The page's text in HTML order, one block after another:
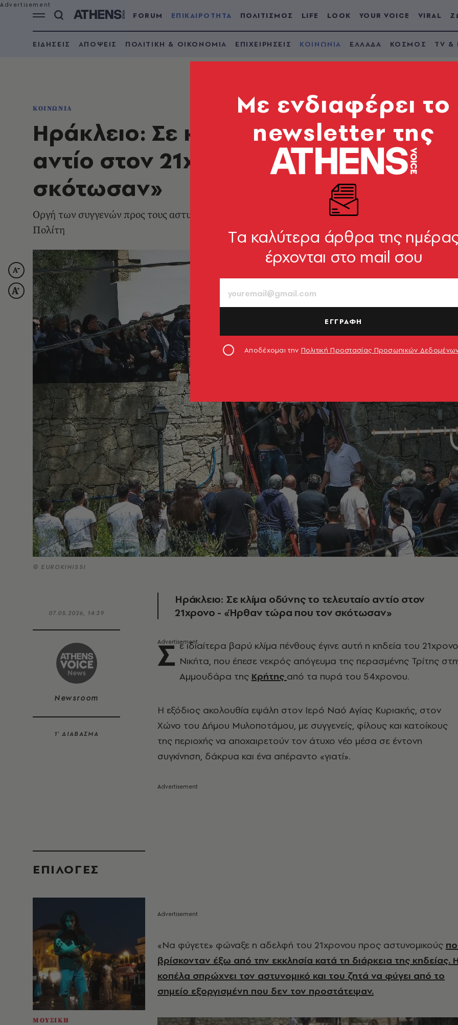
FORUM ΕΠΙΚΑΙΡΟΤΗΤΑ ΠΟΛΙΤΙΣΜΟΣ LIFE LOOK YOUR VOICE VIRAL
ΕΙΔΗΣΕΙΣ ΑΠΟΨΕΙΣ ΠΟΛΙΤΙΚΗ & ΟΙΚΟΝΟΜΙΑ ΕΠΙΧΕΙΡΗΣΕΙΣ ΚΟΙΝΩΝΙΑ ΕΛΛΑΔΑ ΚΟΣΜΟΣ TV &
ΚΟΙΝΩΝΙΑ
Ηράκλειο: Σε κλίμα οδύνης το
αντίο στον 21χρονο - «Ήρθαν τώρα
σκότωσαν»
Οργή των συγγενών προς τους αστυνομικούς έξω από την εκκλησία - Τι δήλωσε ο υπουργός
Πολίτη
© EUROKINISSI
07.05.2026, 14:39
Newsroom
1’ ΔΙΑΒΑΣΜΑ
EΠΙΛΟΓΈΣ
ΜΟΥΣΙΚΗ
Ηράκλειο: Σε κλίμα οδύνης το τελευταίο αντίο στον
21χρονο - «Ήρθαν τώρα που τον σκότωσαν»
Σ ε ιδιαίτερα βαρύ κλίμα πένθους έγινε αυτή η κηδεία του
Νικήτα, που έπεσε νεκρός απόγευμα της περασμένης Τρίτης
Αμμουδάρα της Κρήτης από τα πυρά του 54χρονου.
Η εξόδιος ακολουθία εψάλη στον Ιερό Ναό Αγίας Κυριακής, στον
Χώνο του Δήμου Μυλοποτάμου, με συγγενείς, φίλους και κατοίκους
της περιοχής να αποχαιρετούν τον άτυχο νέο μέσα σε έντονη
συγκίνηση, δάκρυα και ένα απέραντο «γιατί».
«Να φύγετε» φώναξε η αδελφή του 21χρονου προς αστυνομικούς
βρίσκονταν έξω από την εκκλησία κατά τη διάρκεια της κηδείας.
κοπέλα σπρώχνει τον αστυνομικό και του ζητά να φύγει από το
σημείο εξοργισμένη που δεν τον προστάτεψαν.
Mε ενδιαφέρει το
newsletter της
Tα καλύτερα άρθρα της
έρχονται στο mail σου
ΕΓΓΡΑΦΗ
Αποδέχομαι την Πολιτική Προστασίας Προσωπικών